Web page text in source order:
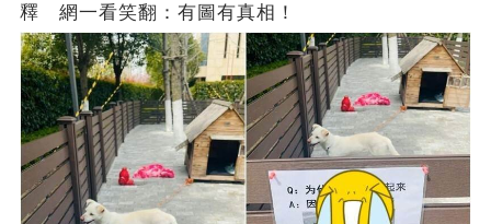
釋 網一看笑翻：有圖有真相！